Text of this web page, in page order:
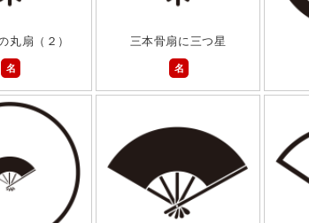
丸扇（２）
名
三本骨扇に三つ星
名